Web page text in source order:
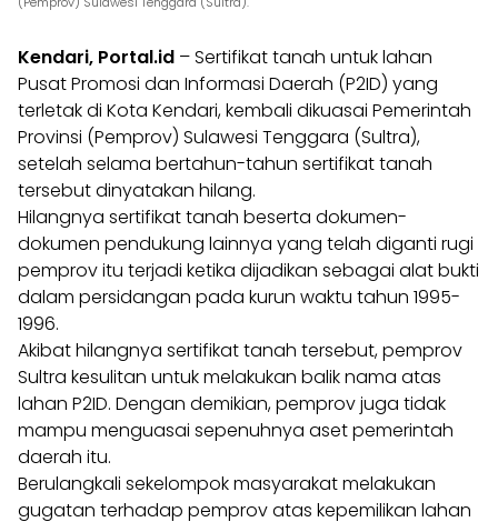
Kendari, Portal.id – Sertifikat tanah untuk lahan
Pusat Promosi dan Informasi Daerah (P2ID) yang
terletak di Kota Kendari, kembali dikuasai Pemerintah
Provinsi (Pemprov) Sulawesi Tenggara (Sultra),
setelah selama bertahun-tahun sertifikat tanah
tersebut dinyatakan hilang.
Hilangnya sertifikat tanah beserta dokumen-
dokumen pendukung lainnya yang telah diganti rugi
pemprov itu terjadi ketika dijadikan sebagai alat bukti
dalam persidangan pada kurun waktu tahun 1995-
1996.
Akibat hilangnya sertifikat tanah tersebut, pemprov
Sultra kesulitan untuk melakukan balik nama atas
lahan P2ID. Dengan demikian, pemprov juga tidak
mampu menguasai sepenuhnya aset pemerintah
daerah itu.
Berulangkali sekelompok masyarakat melakukan
gugatan terhadap pemprov atas kepemilikan lahan